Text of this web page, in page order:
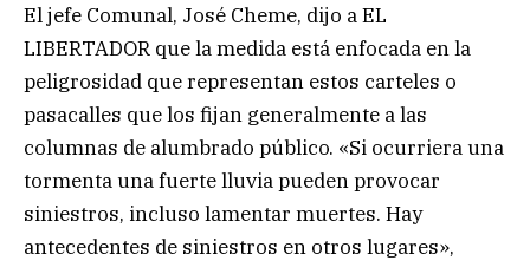
El jefe Comunal, José Cheme, dijo a EL
LIBERTADOR que la medida está enfocada en la
peligrosidad que representan estos carteles o
pasacalles que los fijan generalmente a las
columnas de alumbrado público. «Si ocurriera una
tormenta una fuerte lluvia pueden provocar
siniestros, incluso lamentar muertes. Hay
antecedentes de siniestros en otros lugares»,